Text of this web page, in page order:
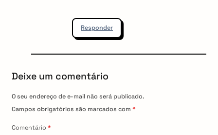
Responder
Deixe um comentário
O seu endereço de e-mail não será publicado.
Campos obrigatórios são marcados com *
Comentário *